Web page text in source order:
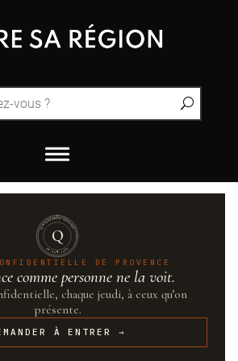
QUINTESSENCE·PROVENCE
UN·SUR·CENT
Q
DE PROVENCE
comme personne ne la voit.
chaque jeudi, à ceux qu’on
présente.
À ENTRER →